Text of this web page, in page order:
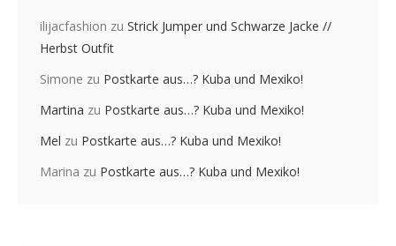
ilijacfashion zu Strick Jumper und Schwarze Jacke //
Herbst Outfit
Simone zu Postkarte aus…? Kuba und Mexiko!
Martina zu Postkarte aus…? Kuba und Mexiko!
Mel zu Postkarte aus…? Kuba und Mexiko!
Marina zu Postkarte aus…? Kuba und Mexiko!